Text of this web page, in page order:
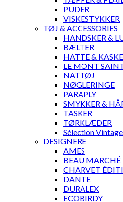
PUDER
VISKESTYKKER
TØJ & ACCESSORIES
HANDSKER &
BÆLTER
HATTE &
LE MONT
NATTØJ
NØGLERINGE
PARAPLY
SMYKKER &
TASKER
TØRKLÆDER
Sélection Vintage
DESIGNERE
AMES
BEAU MARCHÉ
CHARVET
DANTE
DURALEX
ECOBIRDY